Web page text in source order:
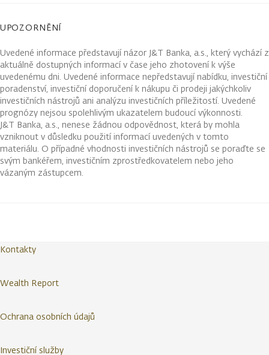
UPOZORNĚNÍ
Uvedené informace představují názor J&T Banka, a.s., který vychází z
aktuálně dostupných informací v čase jeho zhotovení k výše
uvedenému dni. Uvedené informace nepředstavují nabídku, investiční
poradenství, investiční doporučení k nákupu či prodeji jakýchkoliv
investičních nástrojů ani analýzu investičních příležitostí. Uvedené
prognózy nejsou spolehlivým ukazatelem budoucí výkonnosti.
J&T Banka, a.s., nenese žádnou odpovědnost, která by mohla
vzniknout v důsledku použití informací uvedených v tomto
materiálu. O případné vhodnosti investičních nástrojů se poraďte se
svým bankéřem, investičním zprostředkovatelem nebo jeho
vázaným zástupcem.
Kontakty
Wealth Report
Ochrana osobních údajů
Investiční služby